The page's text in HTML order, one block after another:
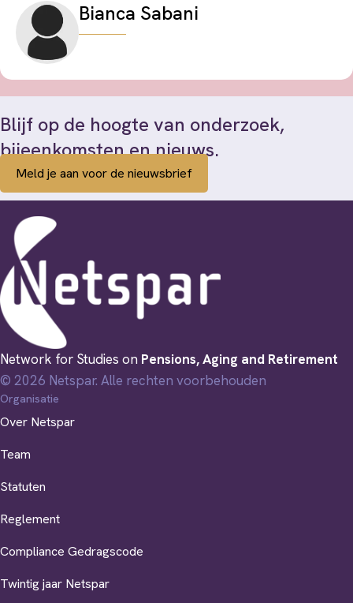
Bianca Sabani
Blijf op de hoogte van onderzoek,
bijeenkomsten en nieuws.
Meld je aan voor de nieuwsbrief
Network for Studies on Pensions, Aging and Retirement
© 2026 Netspar. Alle rechten voorbehouden
Organisatie
Over Netspar
Team
Statuten
Reglement
Compliance Gedragscode
Twintig jaar Netspar